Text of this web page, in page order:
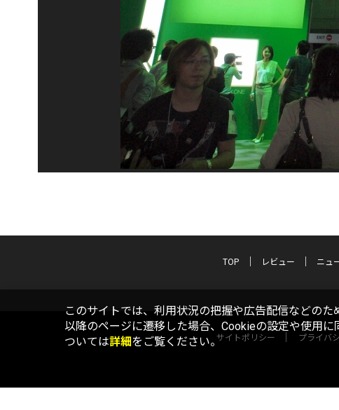
TOP レビュー ニュ
サイトポリシー プライバ
このサイトでは、利用状況の把握や広告配信などの
以降のページに遷移した場合、Cookieの設定や使用
ついては詳細をご覧ください。